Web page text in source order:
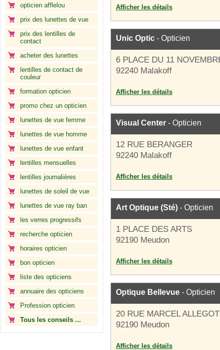
opticien afflelou
prix des lunettes de vue
prix des lentilles de
contact
acheter des lunettes
lentilles de contact de
couleur
formation opticien
promo chez un opticien
lunettes de vue femme
lunettes de vue homme
lunettes de vue enfant
lentilles mensuelles
lentilles journalières
lunettes de soleil de vue
lunettes de vue ray ban
les verres progressifs
recherche opticien
horaires opticien
bon opticien
liste des opticiens
annuaire des opticiens
Profession opticien
Tous les conseils ...
Afficher les détails
Unic Optic - Opticien
6 PLACE DU 11
92240 Malakoff
Afficher les détails
Visual Center - Opticien
12 RUE BERANGER
92240 Malakoff
Afficher les détails
Art Optique (Sté) - Opticien
1 PLACE DES ARTS
92190 Meudon
Afficher les détails
Optique Bellevue - Opticien
20 RUE MARCEL ALLEGOT
92190 Meudon
Afficher les détails